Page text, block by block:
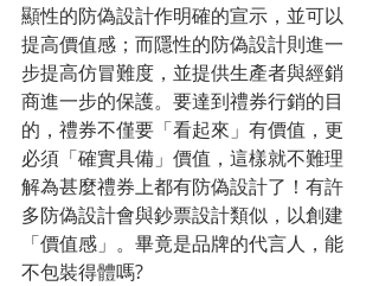
顯性的防偽設計作明確的宣示，並可以
提高價值感；而隱性的防偽設計則進一
步提高仿冒難度，並提供生產者與經銷
商進一步的保護。要達到禮券行銷的目
的，禮券不僅要「看起來」有價值，更
必須「確實具備」價值，這樣就不難理
解為甚麼禮券上都有防偽設計了！有許
多防偽設計會與鈔票設計類似，以創建
「價值感」。畢竟是品牌的代言人，能
不包裝得體嗎?